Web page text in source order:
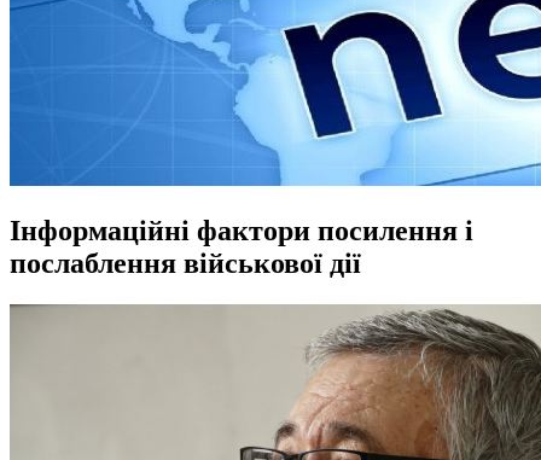
Інформаційні фактори посилення і
послаблення військової дії